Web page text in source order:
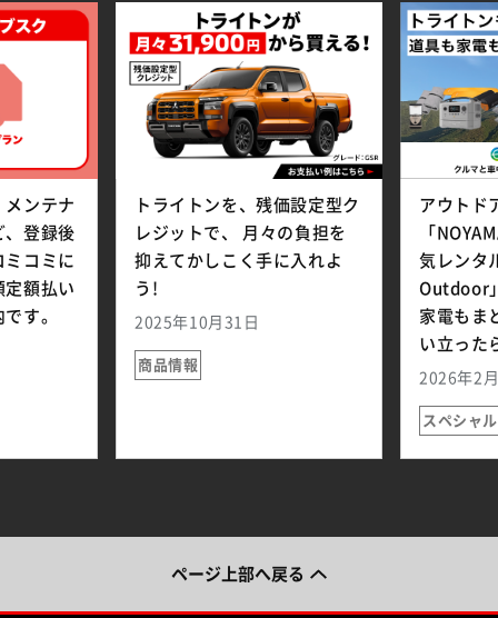
メンテナ
、登録後
コミに
定額払い
す。
トライトンを、残価設定型ク
レジットで、 月々の負担を
抑えてかしこく手に入れよ
う!
2025年10月31日
商品情報
アウトド
「
気レンタ
Outdoor
家電もま
い立った
2026年2
スペシャル
ページ上部へ戻る